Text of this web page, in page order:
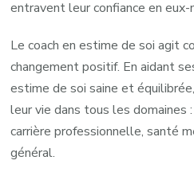
entravent leur confiance en eux-
Le coach en estime de soi agit
changement positif. En aidant
estime de soi saine et
leur vie dans tous les domaines
carrière professionnelle, santé
général.